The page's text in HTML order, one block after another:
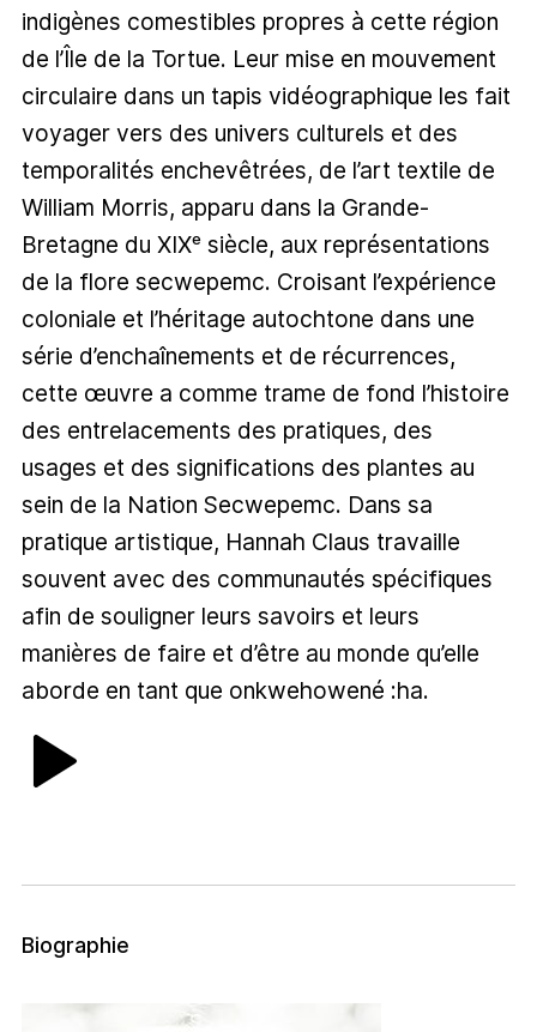
indigènes comestibles propres à cette région
de l’Île de la Tortue. Leur mise en mouvement
circulaire dans un tapis vidéographique les fait
voyager vers des univers culturels et des
temporalités enchevêtrées, de l’art textile de
William Morris, apparu dans la Grande-
Bretagne du XIXᵉ siècle, aux représentations
de la flore secwepemc. Croisant l’expérience
coloniale et l’héritage autochtone dans une
série d’enchaînements et de récurrences,
cette œuvre a comme trame de fond l’histoire
des entrelacements des pratiques, des
usages et des significations des plantes au
sein de la Nation Secwepemc. Dans sa
pratique artistique, Hannah Claus travaille
souvent avec des communautés spécifiques
afin de souligner leurs savoirs et leurs
manières de faire et d’être au monde qu’elle
aborde en tant que onkwehowené :ha.
Biographie